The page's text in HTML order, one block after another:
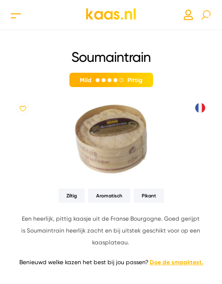
Soumaintrain
Mild Pittig
Ziltig Aromatisch Pikant
Een heerlijk, pittig kaasje uit de Franse Bourgogne. Goed gerijpt
is Soumaintrain heerlijk zacht en bij uitstek geschikt voor op een
kaasplateau.
Benieuwd welke kazen het best bij jou passen? Doe de smaaktest.